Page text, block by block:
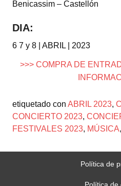
Benicassim – Castellón
DIA:
6 7 y 8 | ABRIL | 2023
>>> COMPRA DE
etiquetado con ABRIL 2023,
CONCIERTO 2023,
FESTIVALES 2023, MÚSICA,
Política de